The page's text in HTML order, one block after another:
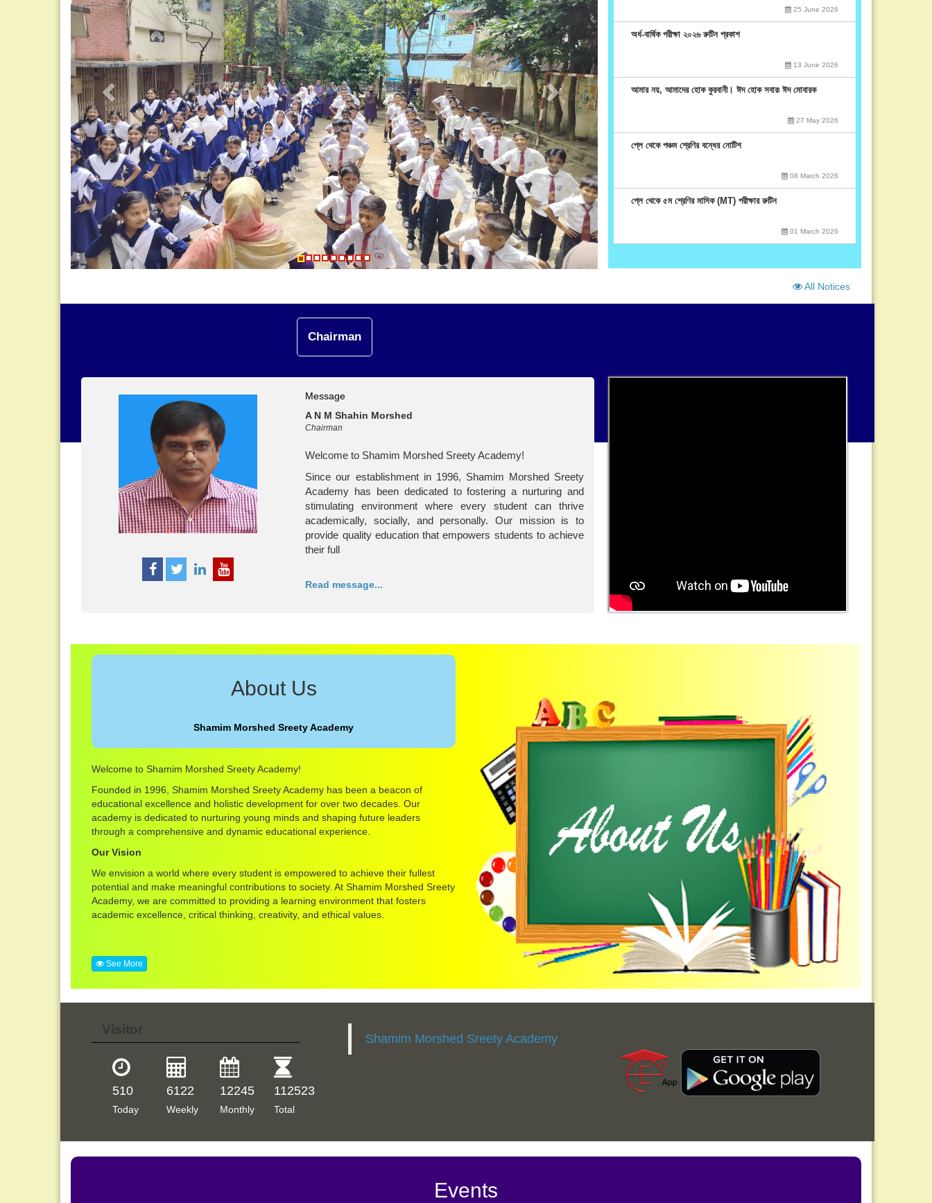
25 June 2026
অর্ধ-বার্ষিক পরীক্ষা ২০২৬ রুটিন প্রকাশ
13 June 2026
আমার নয়, আমাদের হোক কুরবানী। ঈদ হোক সবার৷ ঈদ মোবারক
27 May 2026
প্লে থেকে পঞ্চম শ্রেণির বন্ধের নোটিশ
08 March 2026
প্লে থেকে ৫ম শ্রেণির মাসিক (MT) পরীক্ষার রুটিন
01 March 2026
All Notices
Chairman
Message
A N M Shahin Morshed
Chairman
Welcome to Shamim Morshed Sreety Academy!
Since our establishment in 1996, Shamim Morshed Sreety
Academy has been dedicated to fostering a nurturing and
stimulating environment where every student can thrive
academically, socially, and personally. Our mission is to
provide quality education that empowers students to achieve
their full
Read message...
About Us
Shamim Morshed Sreety Academy
Welcome to Shamim Morshed Sreety Academy!
Founded in 1996, Shamim Morshed Sreety Academy has been a beacon of
educational excellence and holistic development for over two decades. Our
academy is dedicated to nurturing young minds and shaping future leaders
through a comprehensive and dynamic educational experience.
Our Vision
We envision a world where every student is empowered to achieve their fullest
potential and make meaningful contributions to society. At Shamim Morshed Sreety
Academy, we are committed to providing a learning environment that fosters
academic excellence, critical thinking, creativity, and ethical values.
See More
Visitor
510
Today
6122
Weekly
12245
Monthly
112523
Total
Shamim Morshed Sreety Academy
Events